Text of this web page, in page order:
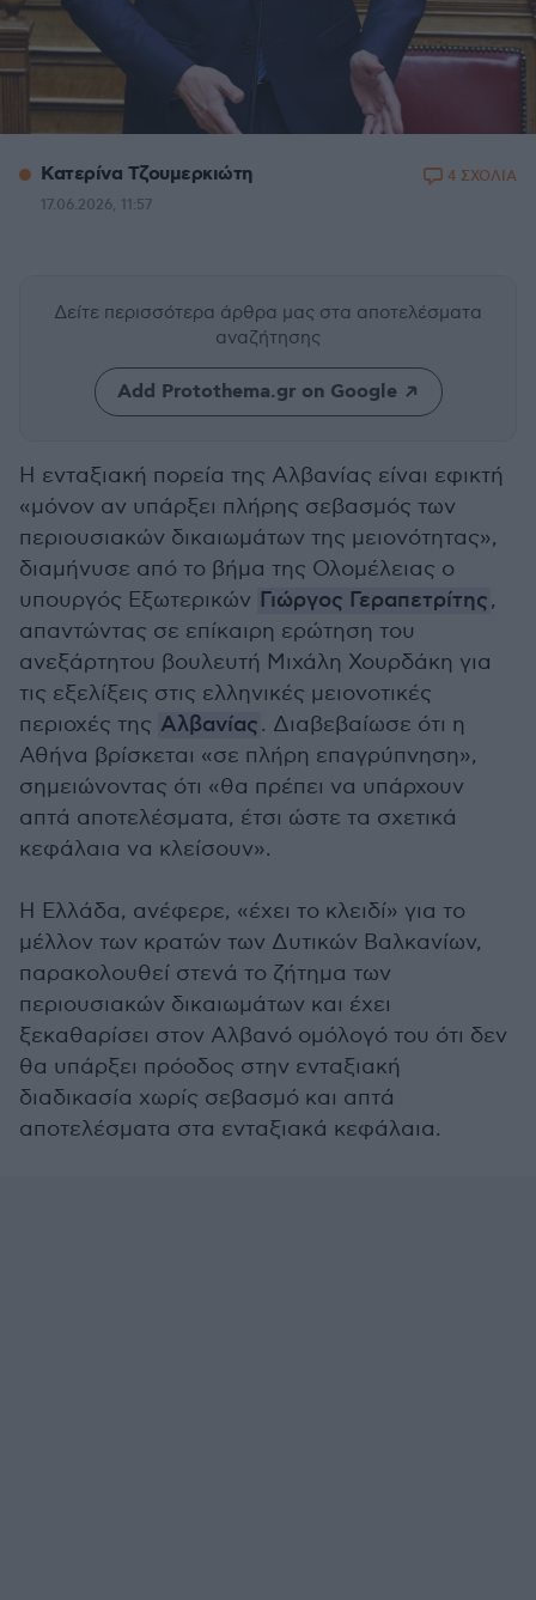
Κατερίνα Τζουμερκιώτη
17.06.2026, 11:57
4 ΣΧΟΛΙΑ
Δείτε περισσότερα άρθρα μας στα αποτελέσματα
αναζήτησης
Add Protothema.gr on Google
Η ενταξιακή πορεία της Αλβανίας είναι εφικτή
«μόνον αν υπάρξει πλήρης σεβασμός των
περιουσιακών δικαιωμάτων της μειονότητας»,
διαμήνυσε από το βήμα της Ολομέλειας ο
υπουργός Εξωτερικών Γιώργος Γεραπετρίτης,
απαντώντας σε επίκαιρη ερώτηση του
ανεξάρτητου βουλευτή Μιχάλη Χουρδάκη για
τις εξελίξεις στις ελληνικές μειονοτικές
περιοχές της Αλβανίας. Διαβεβαίωσε ότι η
Αθήνα βρίσκεται «σε πλήρη επαγρύπνηση»,
σημειώνοντας ότι «θα πρέπει να υπάρχουν
απτά αποτελέσματα, έτσι ώστε τα σχετικά
κεφάλαια να κλείσουν».
Η Ελλάδα, ανέφερε, «έχει το κλειδί» για το
μέλλον των κρατών των Δυτικών Βαλκανίων,
παρακολουθεί στενά το ζήτημα των
περιουσιακών δικαιωμάτων και έχει
ξεκαθαρίσει στον Αλβανό ομόλογό του ότι δεν
θα υπάρξει πρόοδος στην ενταξιακή
διαδικασία χωρίς σεβασμό και απτά
αποτελέσματα στα ενταξιακά κεφάλαια.